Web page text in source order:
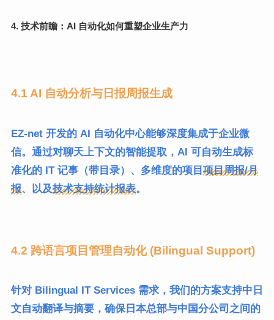
4. 技术前瞻：AI 自动化如何重塑企业生产力
4.1 AI 自动分析与日报周报生成
EZ-net 开发的 AI 自动化中心能够深度集成于企业微
信。通过对聊天上下文的智能提取，AI 可自动生成标
准化的 IT 记事（带目录）、多维度的项目 项目周报/月
报、以及技术支持统计报表。
4.2 跨语言项目管理自动化 (Bilingual Support)
针对 Bilingual IT Services 需求，我们的方案支持中日
文自动翻译与摘要，确保日本总部与中国分公司之间的